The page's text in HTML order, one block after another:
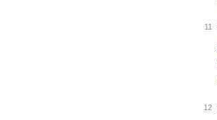
11
12